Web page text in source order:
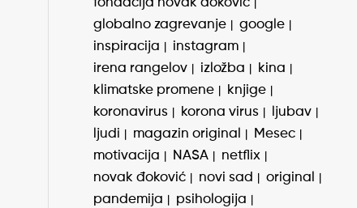
fondacija novak đoković
globalno zagrevanje
google
inspiracija
instagram
irena rangelov
izložba
kina
klimatske promene
knjige
koronavirus
korona virus
ljubav
ljudi
magazin original
Mesec
motivacija
NASA
netflix
novak đoković
novi sad
original
pandemija
psihologija